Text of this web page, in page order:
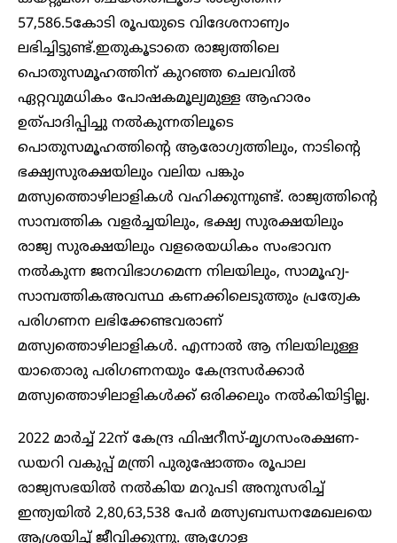
57,586.5കോടി രൂപയുടെ വിദേശനാണ്യം
ലഭിച്ചിട്ടുണ്ട്.ഇതുകൂടാതെ രാജ്യത്തിലെ
പൊതുസമൂഹത്തിന് കുറഞ്ഞ ചെലവിൽ
ഏറ്റവുമധികം പോഷകമൂല്യമുള്ള ആഹാരം
ഉത്പാദിപ്പിച്ചു നൽകുന്നതിലൂടെ
പൊതുസമൂഹത്തിന്റെ ആരോഗ്യത്തിലും, നാടിന്റെ
ഭക്ഷ്യസുരക്ഷയിലും വലിയ പങ്കും
മത്സ്യത്തൊഴിലാളികൾ വഹിക്കുന്നുണ്ട്. രാജ്യത്തിന്റെ
സാമ്പത്തിക വളർച്ചയിലും, ഭക്ഷ്യ സുരക്ഷയിലും
രാജ്യ സുരക്ഷയിലും വളരെയധികം സംഭാവന
നൽകുന്ന ജനവിഭാഗമെന്ന നിലയിലും, സാമൂഹ്യ-
സാമ്പത്തികഅവസ്ഥ കണക്കിലെടുത്തും പ്രത്യേക
പരിഗണന ലഭിക്കേണ്ടവരാണ്
മത്സ്യത്തൊഴിലാളികൾ. എന്നാൽ ആ നിലയിലുള്ള
യാതൊരു പരിഗണനയും കേന്ദ്രസർക്കാർ
മത്സ്യത്തൊഴിലാളികൾക്ക് ഒരിക്കലും നൽകിയിട്ടില്ല.
2022 മാർച്ച് 22ന് കേന്ദ്ര ഫിഷറീസ്-മൃഗസംരക്ഷണ-
ഡയറി വകുപ്പ് മന്ത്രി പുരുഷോത്തം രൂപാല
രാജ്യസഭയിൽ നൽകിയ മറുപടി അനുസരിച്ച്
ഇന്ത്യയിൽ 2,80,63,538 പേർ മത്സ്യബന്ധനമേഖലയെ
ആശ്രയിച്ച് ജീവിക്കുന്നു. ആഗോള